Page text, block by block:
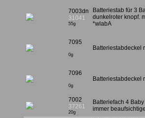
7003dn
31041
55g
Batteriestab für 3
dunkelroter knopf.
*wlabA
7095
0g
Batteriestabdeckel
7096
0g
Batteriestabdeckel
7002
37261
20g
Batteriefach 4
immer